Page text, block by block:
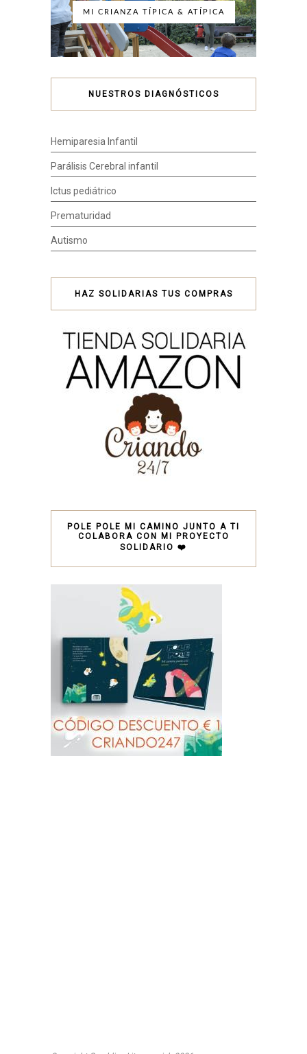
MI CRIANZA TÍPICA & ATÍPICA
NUESTROS DIAGNÓSTICOS
Hemiparesia Infantil
Parálisis Cerebral infantil
Ictus pediátrico
Prematuridad
Autismo
HAZ SOLIDARIAS TUS COMPRAS
POLE POLE MI CAMINO JUNTO A TI
COLABORA CON MI PROYECTO
SOLIDARIO ❤️